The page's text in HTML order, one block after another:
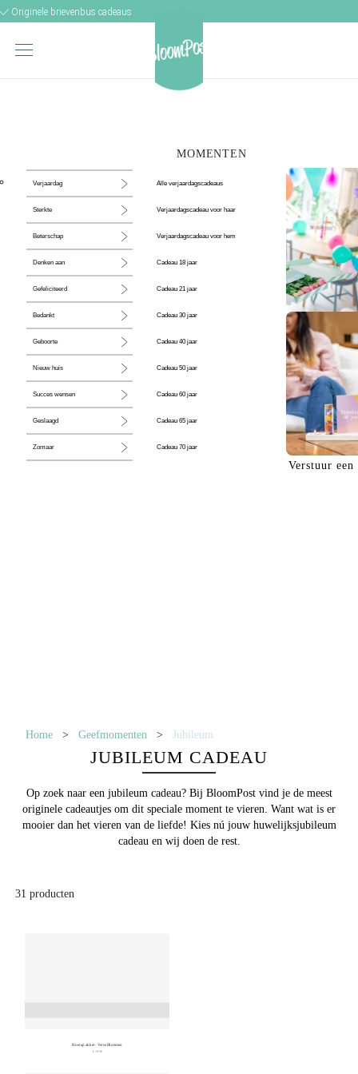
Originele brievenbus cadeaus
MOMENTEN
Verjaardag
Sterkte
Beterschap
Denken aan
Gefeliciteerd
Bedankt
Geboorte
Nieuw huis
Succes wensen
Geslaagd
Zomaar
Alle verjaardagscadeaus
Verjaardagscadeau voor haar
Verjaardagscadeau voor hem
Cadeau 18 jaar
Cadeau 21 jaar
Cadeau 30 jaar
Cadeau 40 jaar
Cadeau 50 jaar
Cadeau 60 jaar
Cadeau 65 jaar
Cadeau 70 jaar
De perfecte
Verstuur een
Home > Geefmomenten > Jubileum
JUBILEUM CADEAU
Op zoek naar een jubileum cadeau? Bij BloomPost vind je de meest
originele cadeautjes om dit speciale moment te vieren. Want wat is er
mooier dan het vieren van de liefde! Kies nú jouw huwelijksjubileum
cadeau en wij doen de rest.
31 producten
Hoerapakket - Verse Bloemen
€ 19,99